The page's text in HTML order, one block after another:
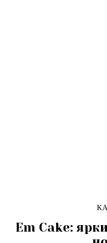
Em Cake: